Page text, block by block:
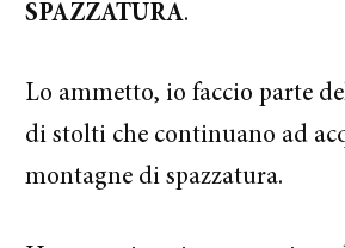
SPAZZATURA.
Lo ammetto, io faccio parte
di stolti che continuano ad
montagne di spazzatura.